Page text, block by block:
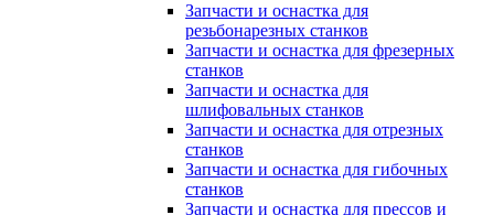
Запчасти и оснастка для
резьбонарезных станков
Запчасти и оснастка для фрезерных
станков
Запчасти и оснастка для
шлифовальных станков
Запчасти и оснастка для отрезных
станков
Запчасти и оснастка для гибочных
станков
Запчасти и оснастка для прессов и